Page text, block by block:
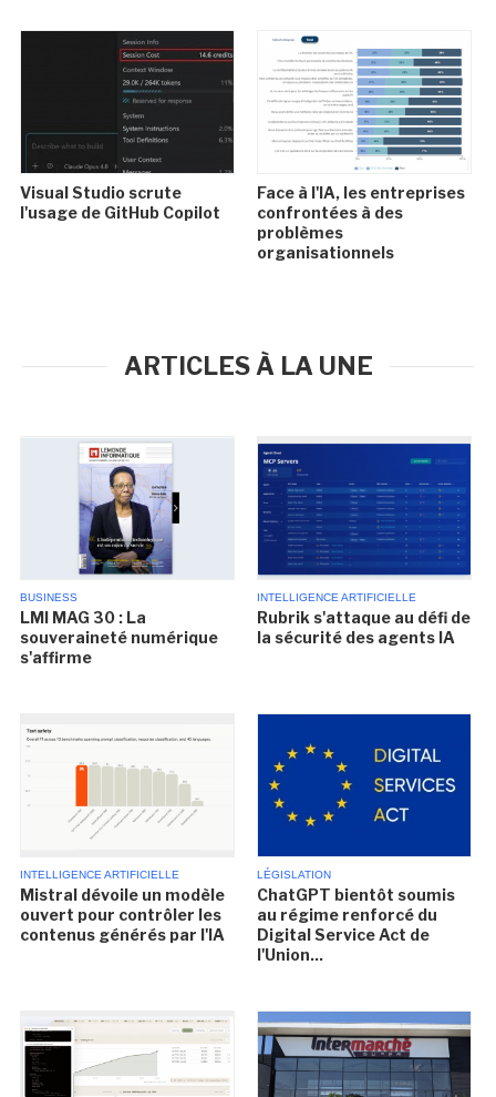
Visual Studio scrute
l'usage de GitHub Copilot
Face à l'IA, les entreprises
confrontées à des
problèmes
organisationnels
ARTICLES À LA UNE
BUSINESS
LMI MAG 30 : La
souveraineté numérique
s'affirme
INTELLIGENCE ARTIFICIELLE
Rubrik s'attaque au défi de
la sécurité des agents IA
INTELLIGENCE ARTIFICIELLE
Mistral dévoile un modèle
ouvert pour contrôler les
contenus générés par l'IA
LÉGISLATION
ChatGPT bientôt soumis
au régime renforcé du
Digital Service Act de
l'Union...